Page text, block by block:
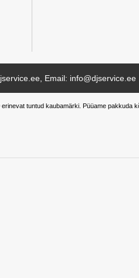
Email: info@djservice.ee
tuntud kaubamärki. Püüame pakkuda